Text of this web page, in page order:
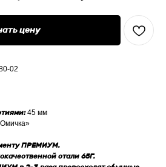
цену
02
45 мм
ПРЕМИУМ.
стали 65Г.